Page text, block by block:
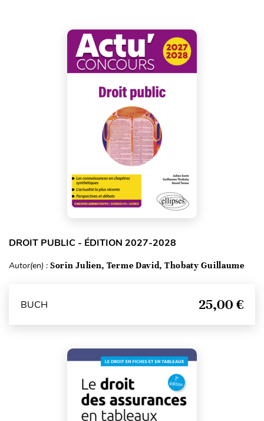
DROIT PUBLIC - ÉDITION 2027-2028
Autor(en) : Sorin Julien, Terme David, Thobaty Guillaume
BUCH 25,00 €